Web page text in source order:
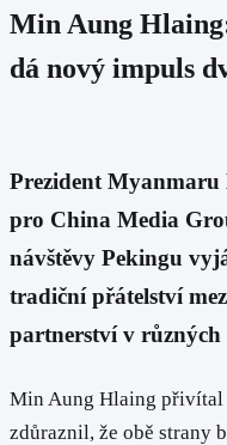
Min Aung
dá nový impuls
Prezident
pro China Media
návštěvy Pekingu
tradiční přátelství
partnerství v různých
Min Aung Hlaing přivítal
zdůraznil, že obě strany